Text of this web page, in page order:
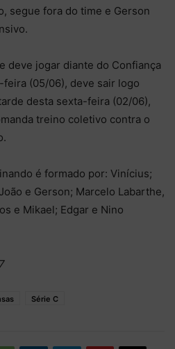
segue fora do time e Gerson
deve jogar diante do Confiança
feira (05/06), deve sair logo
desta sexta-feira (02/06),
treino coletivo contra o
é formado por: Vinícius;
e Gerson; Marcelo Labarthe,
e Mikael; Edgar e Nino
Série C